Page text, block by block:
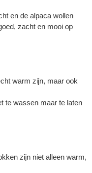
en de alpaca wollen
zacht en mooi op
warm zijn, maar ook
te wassen maar te laten
zijn niet alleen warm,